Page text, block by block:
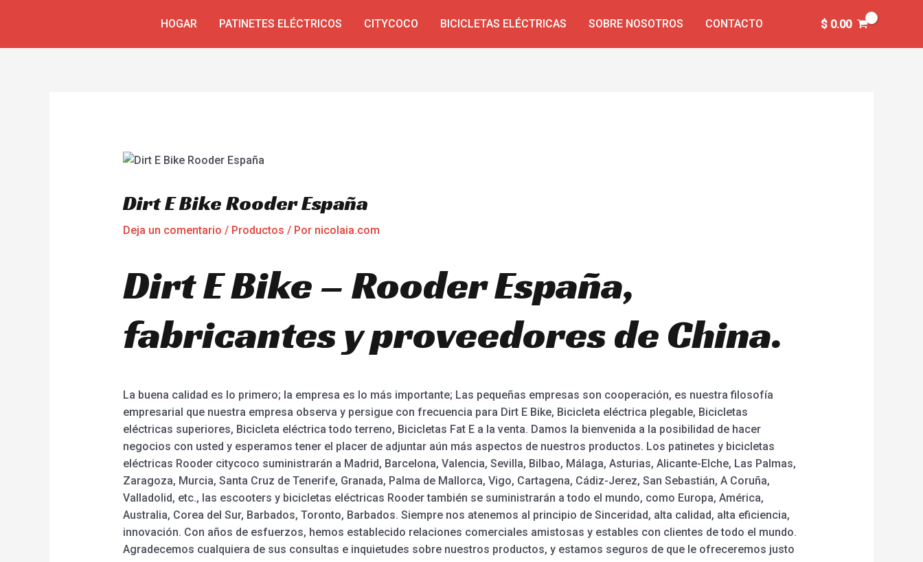
HOGAR PATINETES ELÉCTRICOS CITYCOCO BICICLETAS ELÉCTRICAS SOBRE NOSOTROS CONTACTO $0.00
Dirt E Bike Rooder España
Deja un comentario / Productos / Por nicolaia.com
Dirt E Bike – Rooder España,
fabricantes y proveedores de China.
La buena calidad es lo primero; la empresa es lo más importante; Las pequeñas empresas son cooperación, es nuestra filosofía
empresarial que nuestra empresa observa y persigue con frecuencia para Dirt E Bike, Bicicleta eléctrica plegable, Bicicletas
eléctricas superiores, Bicicleta eléctrica todo terreno, Bicicletas Fat E a la venta. Damos la bienvenida a la posibilidad de hacer
negocios con usted y esperamos tener el placer de adjuntar aún más aspectos de nuestros productos. Los patinetes y bicicletas
eléctricas Rooder citycoco suministrarán a Madrid, Barcelona, Valencia, Sevilla, Bilbao, Málaga, Asturias, Alicante-Elche, Las Palmas,
Zaragoza, Murcia, Santa Cruz de Tenerife, Granada, Palma de Mallorca, Vigo, Cartagena, Cádiz-Jerez, San Sebastián, A Coruña,
Valladolid, etc., las escooters y bicicletas eléctricas Rooder también se suministrarán a todo el mundo, como Europa, América,
Australia, Corea del Sur, Barbados, Toronto, Barbados. Siempre nos atenemos al principio de Sinceridad, alta calidad, alta eficiencia,
innovación. Con años de esfuerzos, hemos establecido relaciones comerciales amistosas y estables con clientes de todo el mundo.
Agradecemos cualquiera de sus consultas e inquietudes sobre nuestros productos, y estamos seguros de que le ofreceremos justo